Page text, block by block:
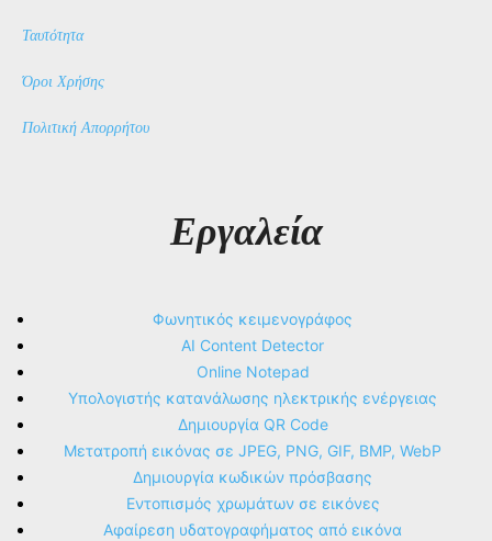
Ταυτότητα
Όροι Χρήσης
Πολιτική Απορρήτου
Εργαλεία
Φωνητικός κειμενογράφος
AI Content Detector
Online Notepad
Υπολογιστής κατανάλωσης ηλεκτρικής ενέργειας
Δημιουργία QR Code
Μετατροπή εικόνας σε JPEG, PNG, GIF, BMP, WebP
Δημιουργία κωδικών πρόσβασης
Εντοπισμός χρωμάτων σε εικόνες
Αφαίρεση υδατογραφήματος από εικόνα